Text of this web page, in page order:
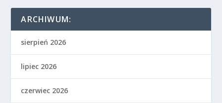
ARCHIWUM:
sierpień 2026
lipiec 2026
czerwiec 2026